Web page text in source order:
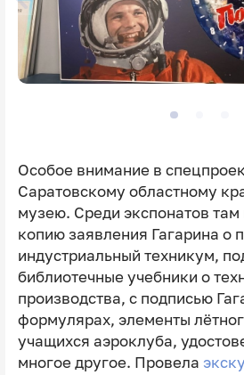
Особое внимание в
Саратовскому областному
музею. Среди экспонатов
копию заявления Гагарина о
индустриальный техникум,
библиотечные учебники о
производства, с подписью
формулярах, элементы
учащихся аэроклуба,
многое другое. Провела